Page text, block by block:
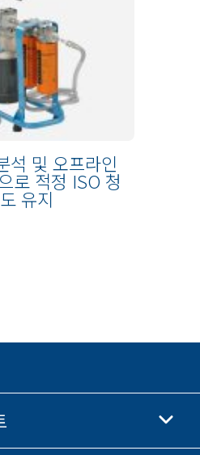
석 및 오프라인
로 적정 ISO 청
유지